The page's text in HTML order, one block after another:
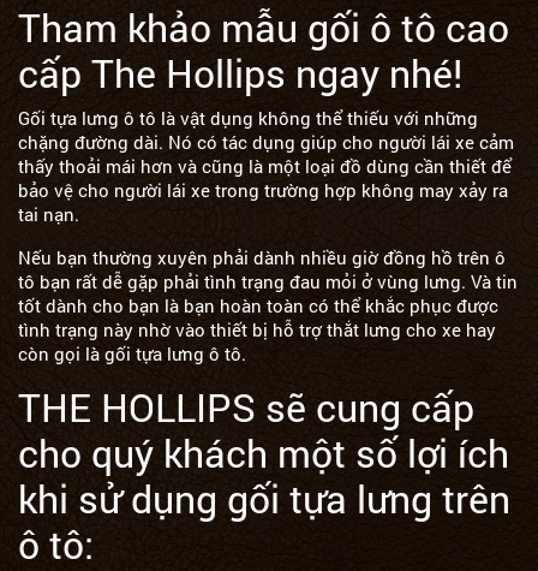
Tham khảo mẫu gối ô tô cao
cấp The Hollips ngay nhé!
Gối tựa lưng ô tô là vật dụng không thể thiếu với những
chặng đường dài. Nó có tác dụng giúp cho người lái xe cảm
thấy thoải mái hơn và cũng là một loại đồ dùng cần thiết để
bảo vệ cho người lái xe trong trường hợp không may xảy ra
tai nạn.
Nếu bạn thường xuyên phải dành nhiều giờ đồng hồ trên ô
tô bạn rất dễ gặp phải tình trạng đau mỏi ở vùng lưng. Và tin
tốt dành cho bạn là bạn hoàn toàn có thể khắc phục được
tình trạng này nhờ vào thiết bị hỗ trợ thắt lưng cho xe hay
còn gọi là gối tựa lưng ô tô.
THE HOLLIPS sẽ cung cấp
cho quý khách một số lợi ích
khi sử dụng gối tựa lưng trên
ô tô: